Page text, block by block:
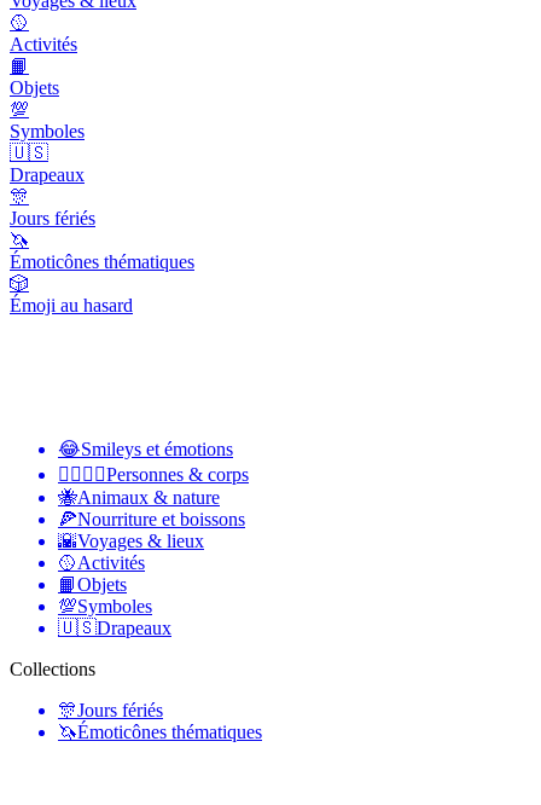
🥎
Activités
📙
Objets
💯
Symboles
🇺🇸
Drapeaux
🎊
Jours fériés
🦄
Émoticônes thématiques
🎲
Émoji au hasard
😂Smileys et émotions
👩‍❤️‍💋‍👨Personnes & corps
🐝Animaux & nature
🍕Nourriture et boissons
🌇Voyages & lieux
🥎Activités
📙Objets
💯Symboles
🇺🇸Drapeaux
Collections
🎊Jours fériés
🦄Émoticônes thématiques